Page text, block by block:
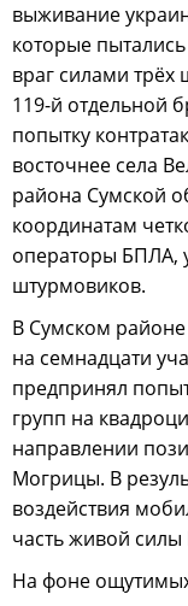
выживание
которые
враг силами трёх
119-й отдельной
попытку
восточнее села
района Сумской
координатам
операторы БПЛА,
штурмовиков.
В Сумском
на семнадцати
предпринял
групп на
направлении
Могрицы. В
воздействия
часть живой
На фоне